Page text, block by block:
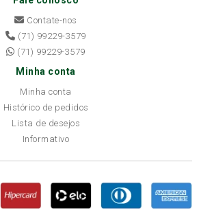
Contate-nos
(71) 99229-3579
(71) 99229-3579
Minha conta
Minha conta
Histórico de pedidos
Lista de desejos
Informativo